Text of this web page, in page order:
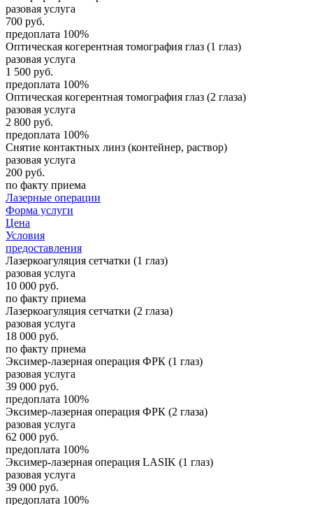
разовая услуга
700 руб.
предоплата 100%
Оптическая когерентная томография глаз (1 глаз)
разовая услуга
1 500 руб.
предоплата 100%
Оптическая когерентная томография глаз (2 глаза)
разовая услуга
2 800 руб.
предоплата 100%
Снятие контактных линз (контейнер, раствор)
разовая услуга
200 руб.
по факту приема
Лазерные операции
Форма услуги
Цена
Условия
предоставления
Лазеркоагуляция сетчатки (1 глаз)
разовая услуга
10 000 руб.
по факту приема
Лазеркоагуляция сетчатки (2 глаза)
разовая услуга
18 000 руб.
по факту приема
Эксимер-лазерная операция ФРК (1 глаз)
разовая услуга
39 000 руб.
предоплата 100%
Эксимер-лазерная операция ФРК (2 глаза)
разовая услуга
62 000 руб.
предоплата 100%
Эксимер-лазерная операция LASIK (1 глаз)
разовая услуга
39 000 руб.
предоплата 100%